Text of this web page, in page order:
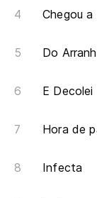
Chegou a
Do
E Decolei
Hora de
Infecta